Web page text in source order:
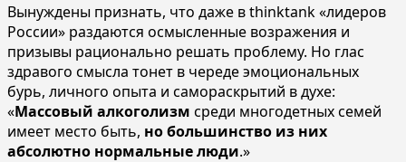
Вынуждены признать, что даже в thinktank «лидеров
России» раздаются осмысленные возражения и
призывы рационально решать проблему. Но глас
здравого смысла тонет в череде эмоциональных
бурь, личного опыта и самораскрытий в духе:
«Массовый алкоголизм среди многодетных семей
имеет место быть, но большинство из них
абсолютно нормальные люди.»